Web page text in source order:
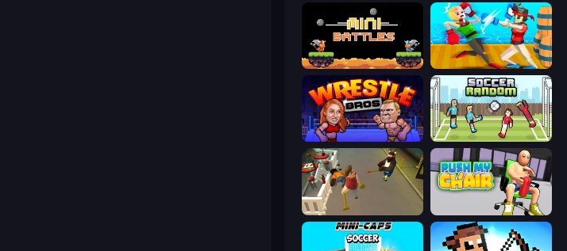
12 MiniBattles Funny Ragdoll Wrestlers
Wrestle Bros Soccer Random
Push My Chair